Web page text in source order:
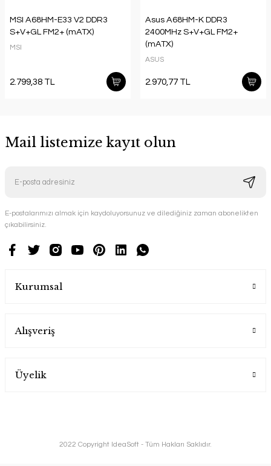
MSI A68HM-E33 V2 DDR3
S+V+GL FM2+ (mATX)
MSI
2.799,38 TL
Asus A68HM-K DDR3
2400MHz S+V+GL FM2+
(mATX)
ASUS
2.970,77 TL
Mail listemize kayıt olun
E-postalarımızı almak için kaydoluyorsunuz ve dilediğiniz zaman abonelikten
çıkabilirsiniz.
Kurumsal
Alışveriş
Üyelik
2022 Copyright IdeaSoft - Tüm Hakları Saklıdır.